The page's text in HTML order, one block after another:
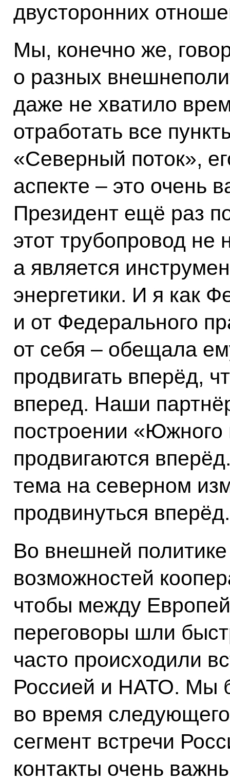
двусторонних
Мы, конечно же,
о разных
даже не хватило
отработать все
«Северный поток»,
аспекте – это очень
Президент ещё раз
этот трубопровод не
а является
энергетики. И я как
и от Федерального
от себя – обещала
продвигать вперёд,
вперед. Наши
построении «Южного
продвигаются
тема на северном
продвинуться вперёд.
Во внешней
возможностей
чтобы между
переговоры шли
часто происходили
Россией и НАТО. Мы
во время
сегмент встречи
контакты очень